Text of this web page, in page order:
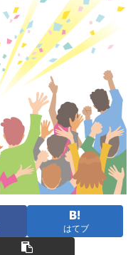
はてブ